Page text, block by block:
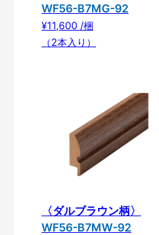
WF56-B7MG-92
¥11,600 /梱
（2本入り）
〈ダルブラウン柄〉
WF56-B7MW-92